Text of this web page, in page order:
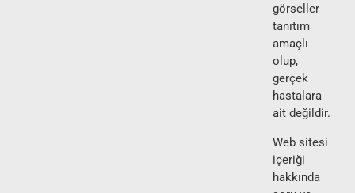
görseller
tanıtım
amaçlı
olup,
gerçek
hastalara
ait değildir.
Web sitesi
içeriği
hakkında